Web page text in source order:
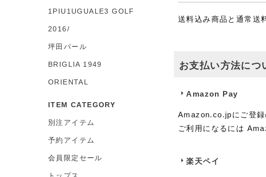
1PIU1UGUALE3 GOLF
2016/
坪田パール
BRIGLIA 1949
ORIENTAL
ITEM CATEGORY
別注アイテム
予約アイテム
会員限定セール
送料込み商品と通常送
お支払い方法につ
Amazon Pay
Amazon.co.jpにご登録
ご利用になるには
楽天ペイ